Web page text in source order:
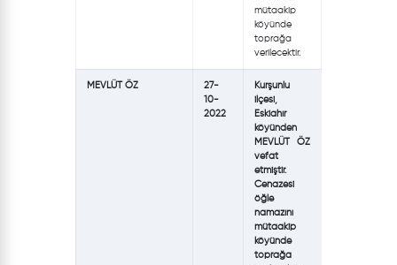
mütaakip
köyünde
toprağa
verilecektir.
MEVLÜT ÖZ
27-
10-
2022
Kurşunlu
ilçesi,
Eskiahır
köyünden
MEVLÜT ÖZ
vefat
etmiştir.
Cenazesi
öğle
namazını
mütaakip
köyünde
toprağa